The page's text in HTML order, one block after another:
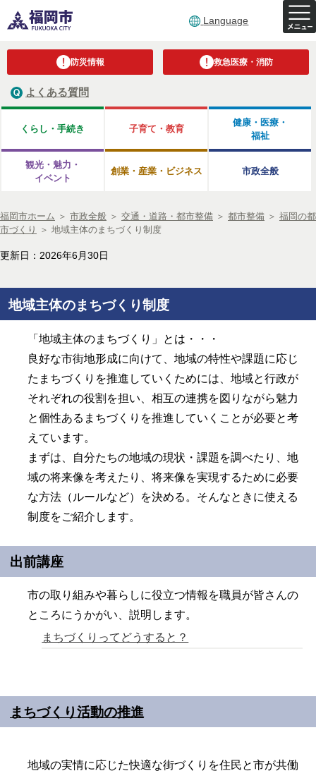
Language
防災情報 救急医療・消防
よくある質問
くらし・手続き 子育て・教育
健康・医療・
福祉
観光・魅力・
イベント
創業・産業・ビジネス 市政全般
福岡市ホーム ＞ 市政全般 ＞ 交通・道路・都市整備 ＞ 都市整備 ＞ 福岡の都
市づくり
＞ 地域主体のまちづくり制度
更新日：2026年6月30日
地域主体のまちづくり制度
「地域主体のまちづくり」とは・・・
良好な市街地形成に向けて、地域の特性や課題に応じ
たまちづくりを推進していくためには、地域と行政が
それぞれの役割を担い、相互の連携を図りながら魅力
と個性あるまちづくりを推進していくことが必要と考
えています。
まずは、自分たちの地域の現状・課題を調べたり、地
域の将来像を考えたり、将来像を実現するために必要
な方法（ルールなど）を決める。そんなときに使える
制度をご紹介します。
出前講座
市の取り組みや暮らしに役立つ情報を職員が皆さんの
ところにうかがい、説明します。
まちづくりってどうすると？
まちづくり活動の推進
地域の実情に応じた快適な街づくりを住民と市が共働